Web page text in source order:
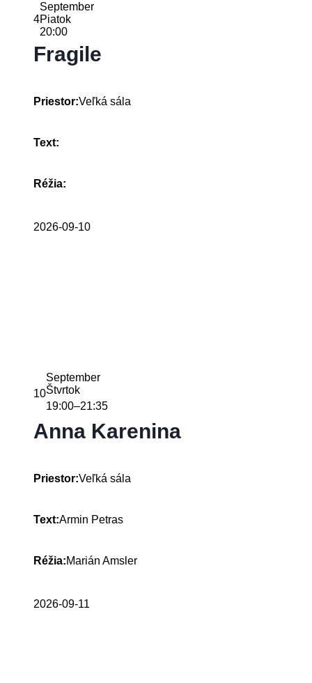
4
September
Piatok
20:00
Fragile
Priestor:Veľká sála
Text:
Réžia:
2026-09-10
10
September
Štvrtok
19:00–21:35
Anna Karenina
Priestor:Veľká sála
Text:Armin Petras
Réžia:Marián Amsler
2026-09-11